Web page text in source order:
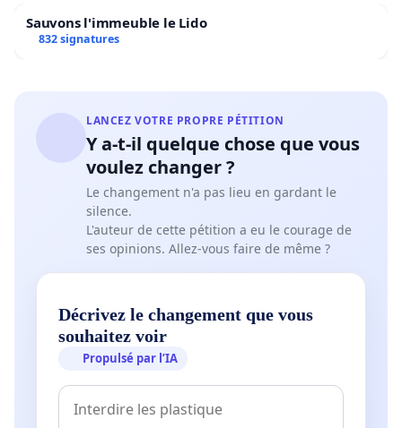
Sauvons l'immeuble le Lido
832 signatures
LANCEZ VOTRE PROPRE PÉTITION
Y a-t-il quelque chose que vous
voulez changer ?
Le changement n'a pas lieu en gardant le
silence.
L'auteur de cette pétition a eu le courage de
ses opinions. Allez-vous faire de même ?
Décrivez le changement que vous
souhaitez voir
Propulsé par l’IA